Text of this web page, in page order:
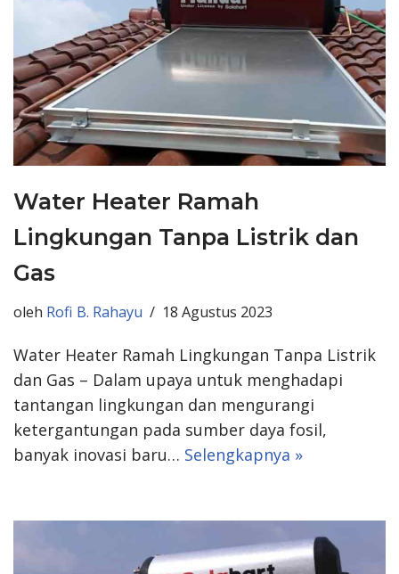
Water Heater Ramah
Lingkungan Tanpa Listrik dan
Gas
oleh Rofi B. Rahayu 18 Agustus 2023
Water Heater Ramah Lingkungan Tanpa Listrik
dan Gas – Dalam upaya untuk menghadapi
tantangan lingkungan dan mengurangi
ketergantungan pada sumber daya fosil,
banyak inovasi baru… Selengkapnya »